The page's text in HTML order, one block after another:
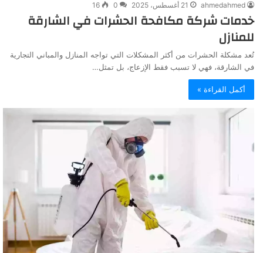
ahmedahmed 21 أغسطس، 2025 0
16
خدمات شركة مكافحة الحشرات في الشارقة
للمنازل
تُعد مشكلة الحشرات من أكثر المشكلات التي تواجه المنازل والمباني التجارية
في الشارقة، فهي لا تسبب فقط الإزعاج، بل تمثل…
أكمل القراءة »